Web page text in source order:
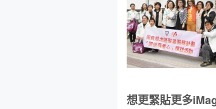
想更緊貼更多